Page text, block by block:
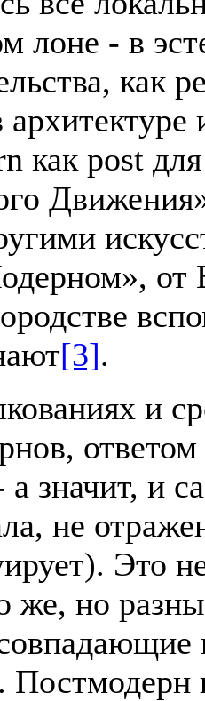
лоне - в
как
как post
от
[3].
и
а значит, и
не
Это
же, но
Постмодерн